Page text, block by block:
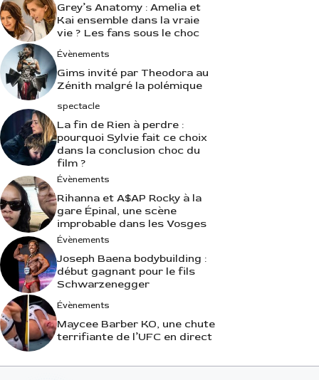
Grey’s Anatomy : Amelia et
Kai ensemble dans la vraie
vie ? Les fans sous le choc
Évènements
Gims invité par Theodora au
Zénith malgré la polémique
spectacle
La fin de Rien à perdre :
pourquoi Sylvie fait ce choix
dans la conclusion choc du
film ?
Évènements
Rihanna et A$AP Rocky à la
gare Épinal, une scène
improbable dans les Vosges
Évènements
Joseph Baena bodybuilding :
début gagnant pour le fils
Schwarzenegger
Évènements
Maycee Barber KO, une chute
terrifiante de l’UFC en direct